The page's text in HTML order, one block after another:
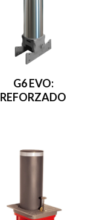
G6 EVO:
REFORZADO